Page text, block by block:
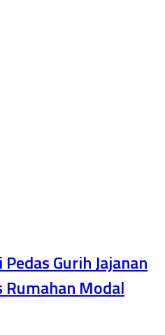
Gurih Jajanan
Rumahan Modal